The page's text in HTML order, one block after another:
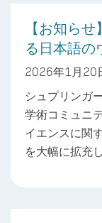
【お知ら
る日本語の
2026年1月20
シュプリンガ
学術コミュニ
イエンスに関
を大幅に拡充